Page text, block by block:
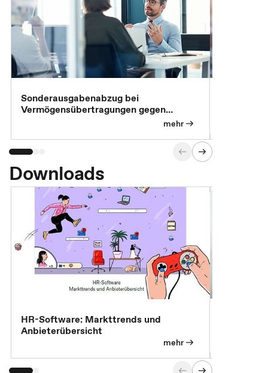
Sonderausgabenabzug bei
Vermögensübertragungen gegen
mehr
Downloads
HR-Software: Markttrends und
Anbieterübersicht
mehr